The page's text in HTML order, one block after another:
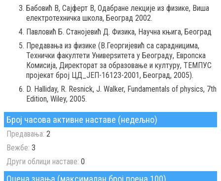
Бабовић В, Сајферт В, Одабране лекције из физике, Виша
електротехничка школа, Београд 2002.
Павловић Б. Станојевић Д. Физика, Научна књига, Београд
Предавања из физике (В.Георгијевић са сарадницима,
Технички факултети Универѕитета у Београду, Европска
Комисија, Директорат за образовање и културу, ТЕМПУС
пројекат број ЦД_ЈЕП-16123-2001, Београд, 2005).
D. Halliday, R. Resnick, J. Walker, Fundamentals of physics, 7th
Edition, Wiley, 2005.
Број часова активне наставе (недељно)
Предавања: 2
Вежбе: 3
Други облици наставе: 0
Оцена знања (максималан број поена 100)